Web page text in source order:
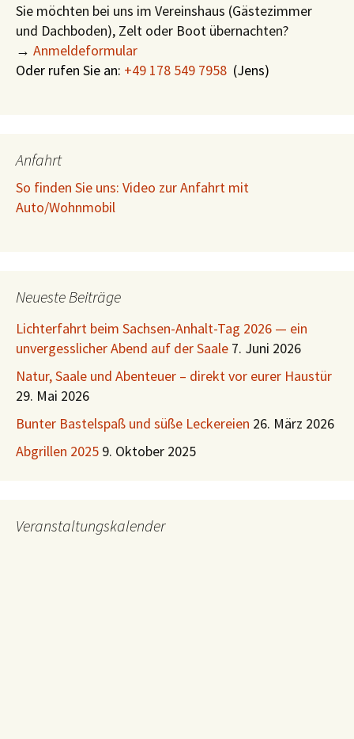
Sie möchten bei uns im Vereinshaus (Gästezimmer
und Dachboden), Zelt oder Boot übernachten?
→ Anmeldeformular
Oder rufen Sie an: +49 178 549 7958 (Jens)
Anfahrt
So finden Sie uns: Video zur Anfahrt mit
Auto/Wohnmobil
Neueste Beiträge
Lichterfahrt beim Sachsen-Anhalt-Tag 2026 — ein
unvergesslicher Abend auf der Saale 7. Juni 2026
Natur, Saale und Abenteuer – direkt vor eurer Haustür
29. Mai 2026
Bunter Bastelspaß und süße Leckereien 26. März 2026
Abgrillen 2025 9. Oktober 2025
Veranstaltungskalender